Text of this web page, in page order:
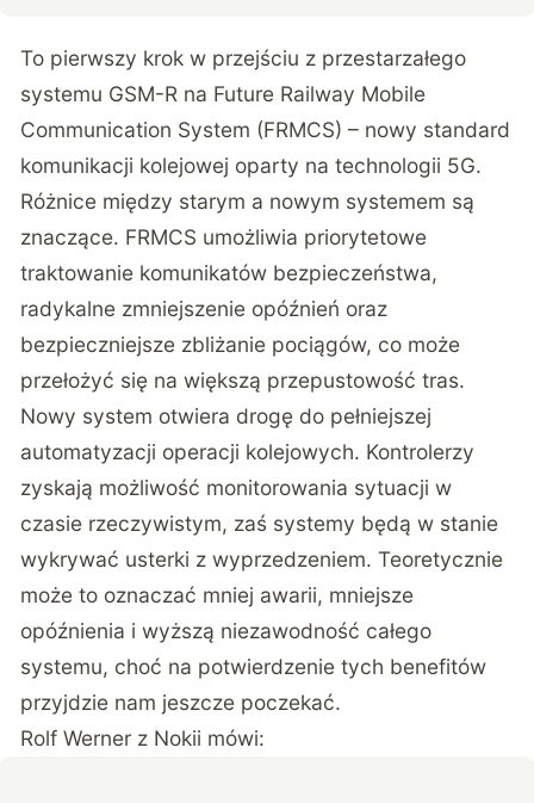
To pierwszy krok w przejściu z przestarzałego
systemu GSM-R na Future Railway Mobile
Communication System (FRMCS) – nowy standard
komunikacji kolejowej oparty na technologii 5G.
Różnice między starym a nowym systemem są
znaczące. FRMCS umożliwia priorytetowe
traktowanie komunikatów bezpieczeństwa,
radykalne zmniejszenie opóźnień oraz
bezpieczniejsze zbliżanie pociągów, co może
przełożyć się na większą przepustowość tras.
Nowy system otwiera drogę do pełniejszej
automatyzacji operacji kolejowych. Kontrolerzy
zyskają możliwość monitorowania sytuacji w
czasie rzeczywistym, zaś systemy będą w stanie
wykrywać usterki z wyprzedzeniem. Teoretycznie
może to oznaczać mniej awarii, mniejsze
opóźnienia i wyższą niezawodność całego
systemu, choć na potwierdzenie tych benefitów
przyjdzie nam jeszcze poczekać.
Rolf Werner z Nokii mówi: